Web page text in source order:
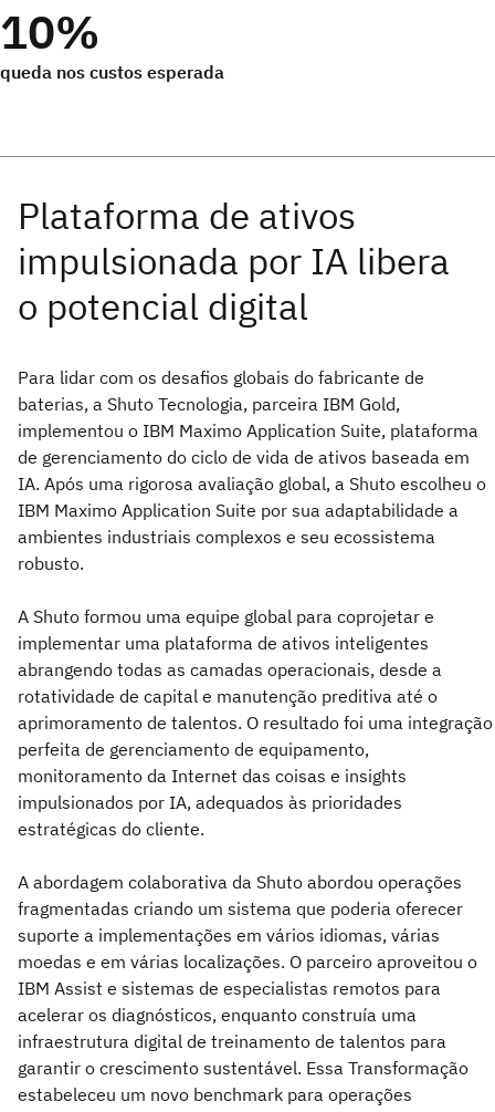
10%
queda nos custos esperada
Para lidar com os desafios globais do fabricante de
baterias, a Shuto Tecnologia, parceira IBM Gold,
implementou o IBM Maximo Application Suite, plataforma
de gerenciamento do ciclo de vida de ativos baseada em
IA. Após uma rigorosa avaliação global, a Shuto escolheu o
IBM Maximo Application Suite por sua adaptabilidade a
ambientes industriais complexos e seu ecossistema
robusto.
A Shuto formou uma equipe global para coprojetar e
implementar uma plataforma de ativos inteligentes
abrangendo todas as camadas operacionais, desde a
rotatividade de capital e manutenção preditiva até o
aprimoramento de talentos. O resultado foi uma integração
perfeita de gerenciamento de equipamento,
monitoramento da Internet das coisas e insights
impulsionados por IA, adequados às prioridades
estratégicas do cliente.
A abordagem colaborativa da Shuto abordou operações
fragmentadas criando um sistema que poderia oferecer
suporte a implementações em vários idiomas, várias
moedas e em várias localizações. O parceiro aproveitou o
IBM Assist e sistemas de especialistas remotos para
acelerar os diagnósticos, enquanto construía uma
infraestrutura digital de treinamento de talentos para
garantir o crescimento sustentável. Essa Transformação
estabeleceu um novo benchmark para operações